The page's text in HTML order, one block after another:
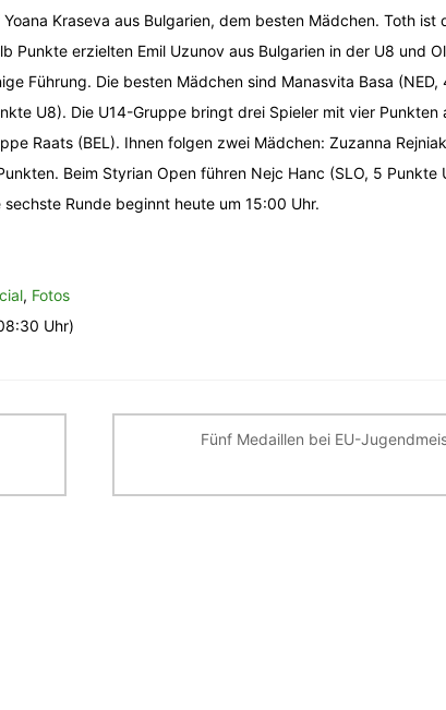
Kraseva aus Bulgarien, dem besten Mädchen. Toth ist
Punkte erzielten Emil Uzunov aus Bulgarien in der U8 und
Führung. Die besten Mädchen sind Manasvita Basa (NED,
U8). Die U14-Gruppe bringt drei Spieler mit vier Punkten
Raats (BEL). Ihnen folgen zwei Mädchen: Zuzanna
Beim Styrian Open führen Nejc Hanc (SLO, 5 Punkte
Runde beginnt heute um 15:00 Uhr.
, Fotos
Uhr)
Fünf Medaillen bei EU-